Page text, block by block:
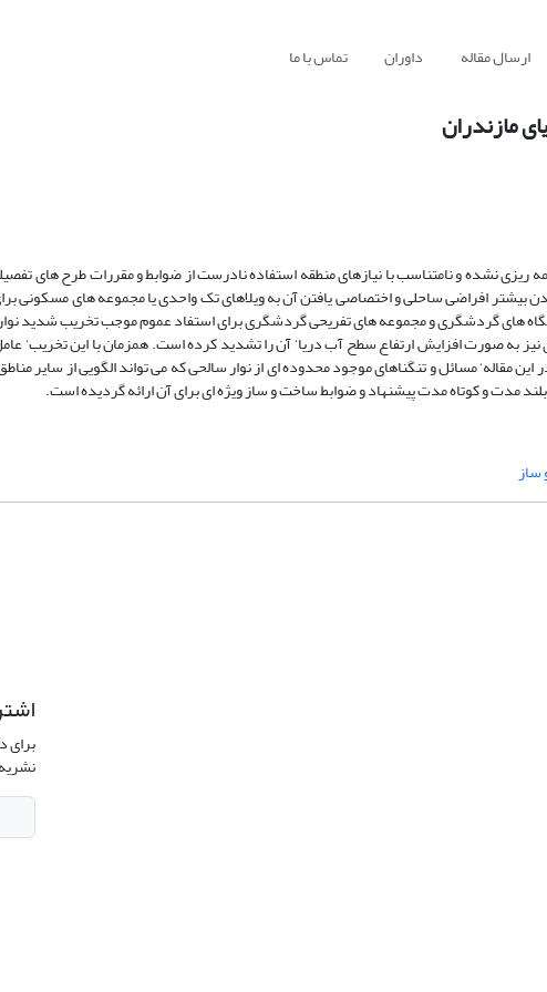
ارسال مقاله داوران تماس با ما
مازندران
ریزی نشده و نامتناسب با نیازهای منطقه استفاده نادرست از ضوابط و مقررات طرح های
افراضی ساحلی و اختصاصی یافتن آن به ویلاهای تک واحدی یا مجموعه های مسکونی
های گردشگری و مجموعه های تفریحی گردشگری برای استفاد عموم موجب تخریب شدید
دیگری نیز به صورت افزایش ارتفاع سطح آب دریا‘ آن را تشدید کرده است. همزمان با این تخریب‘
مقاله‘ مسائل و تنگناهای موجود محدوده ای از نوار سالحی که می تواند الگویی از سایر
مدت و کوتاه مدت پیشنهاد و ضوابط ساخت و ساز ویژه ای برای آن ارائه گردیده است.
ساز
برای